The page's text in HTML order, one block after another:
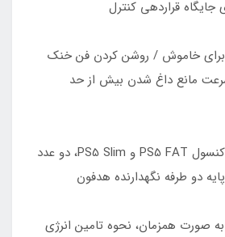
برای خاموش / روشن کردن فن خنک
مانع داغ شدن بیش از حد
برخورداری از جایگاه کنسول PS5 FAT و PS5 Slim، دو عدد
دو طرفه نگهدارنده هدفون
صورت همزمان، نحوه تامین انرژی